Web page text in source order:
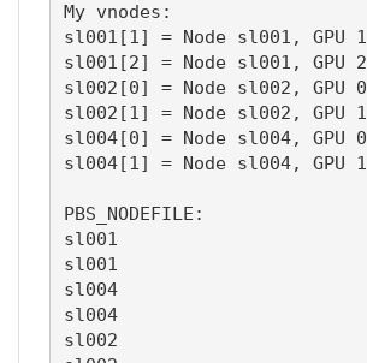
My vnodes:
sl001[1] = Node sl001, GPU 1
sl001[2] = Node sl001, GPU 2
sl002[0] = Node sl002, GPU 0
sl002[1] = Node sl002, GPU 1
sl004[0] = Node sl004, GPU 0
sl004[1] = Node sl004, GPU 1
PBS_NODEFILE:
sl001
sl001
sl004
sl004
sl002